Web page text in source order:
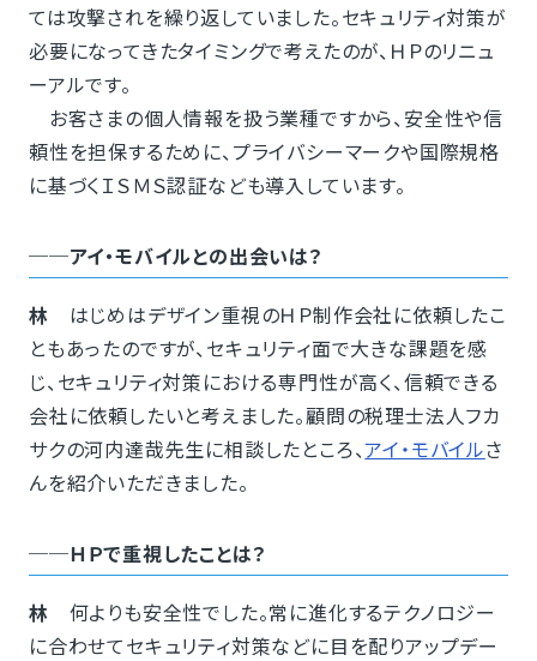
ては攻撃されを繰り返していました。セキュリティ対策が
必要になってきたタイミングで考えたのが、ＨＰのリニュ
ーアルです。
お客さまの個人情報を扱う業種ですから、安全性や信
頼性を担保するために、プライバシーマークや国際規格
に基づくＩＳＭＳ認証なども導入しています。
──アイ・モバイルとの出会いは？
林 はじめはデザイン重視のＨＰ制作会社に依頼したこ
ともあったのですが、セキュリティ面で大きな課題を感
じ、セキュリティ対策における専門性が高く、信頼できる
会社に依頼したいと考えました。顧問の税理士法人フカ
サクの河内達哉先生に相談したところ、アイ・モバイルさ
んを紹介いただきました。
──ＨＰで重視したことは？
林 何よりも安全性でした。常に進化するテクノロジー
に合わせてセキュリティ対策などに目を配りアップデー